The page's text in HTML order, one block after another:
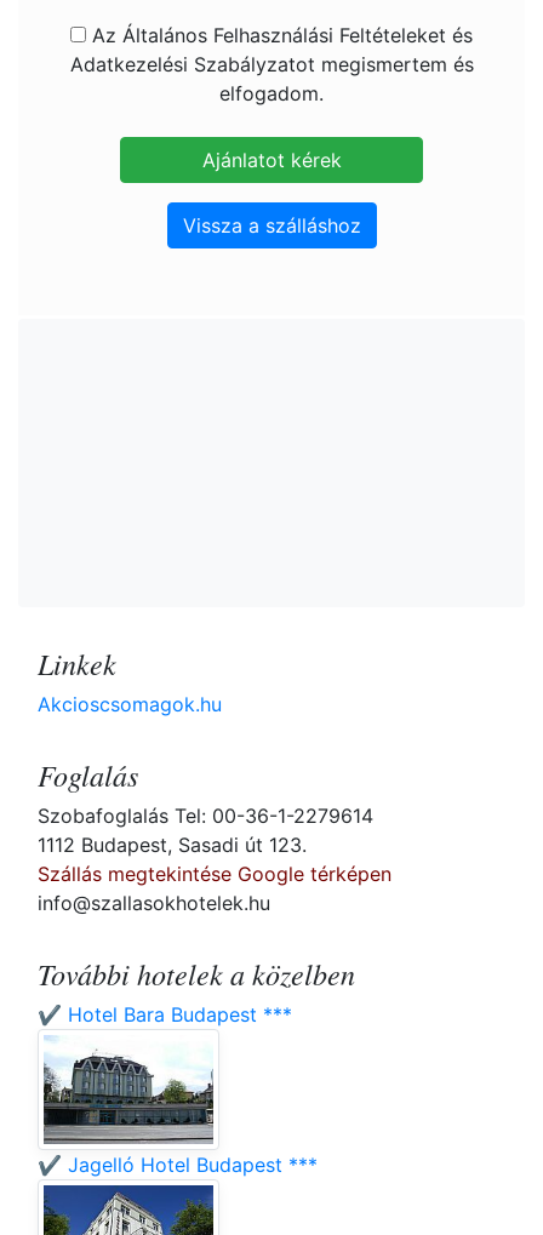
Az Általános Felhasználási Feltételeket és
Adatkezelési Szabályzatot megismertem és
elfogadom.
Vissza a szálláshoz
Linkek
Akcioscsomagok.hu
Foglalás
Szobafoglalás Tel: 00-36-1-2279614
1112 Budapest, Sasadi út 123.
Szállás megtekintése Google térképen
info@szallasokhotelek.hu
További hotelek a közelben
✔️ Hotel Bara Budapest ***
✔️ Jagelló Hotel Budapest ***